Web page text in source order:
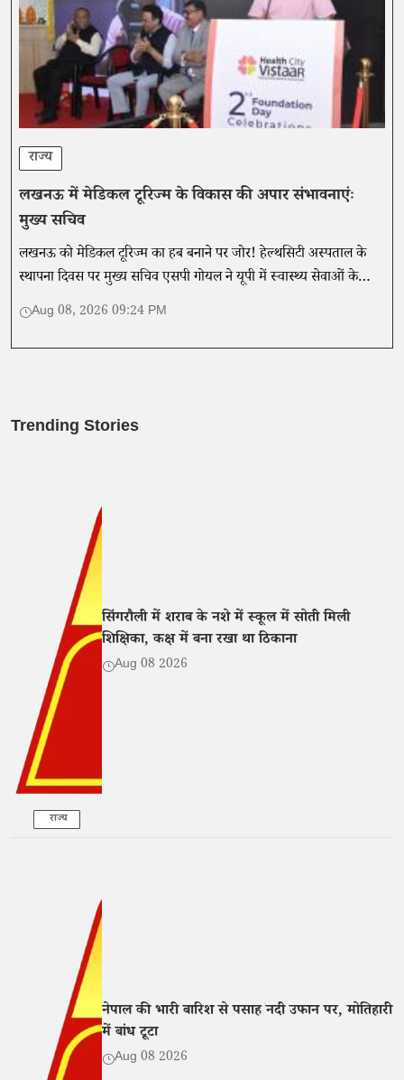
राज्य
लखनऊ में मेडिकल टूरिज्म के विकास की अपार संभावनाएंः
मुख्य सचिव
लखनऊ को मेडिकल टूरिज्म का हब बनाने पर जोर! हेल्थसिटी अस्पताल के
स्थापना दिवस पर मुख्य सचिव एसपी गोयल ने यूपी में स्वास्थ्य सेवाओं के
विस्तार और संभावनाओं पर की चर्चा।
Aug 08, 2026 09:24 PM
Trending Stories
राज्य
सिंगरौली में शराब के नशे में स्कूल में सोती मिली
शिक्षिका, कक्ष में बना रखा था ठिकाना
Aug 08 2026
नेपाल की भारी बारिश से पसाह नदी उफान पर, मोतिहारी
में बांध टूटा
Aug 08 2026